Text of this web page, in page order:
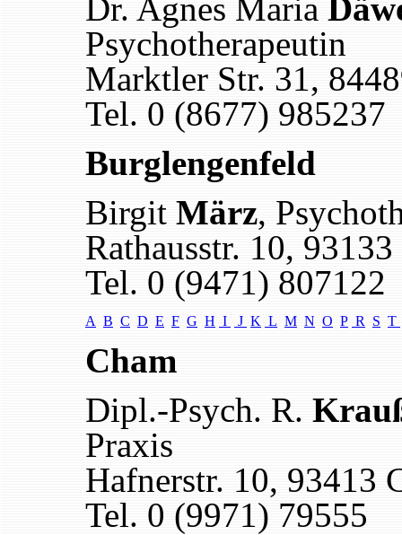
Dr. Agnes Maria
Psychotherapeutin
Marktler Str. 31,
Tel. 0 (8677) 985237
Burglengenfeld
Birgit März,
Rathausstr. 10,
Tel. 0 (9471) 807122
A B C D E F G H I J K L M N O P R S T
Cham
Dipl.-Psych. R.
Praxis
Hafnerstr. 10, 93413
Tel. 0 (9971) 79555